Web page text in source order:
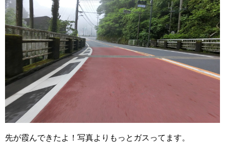
先が霞んできたよ！写真よりもっとガスってます。